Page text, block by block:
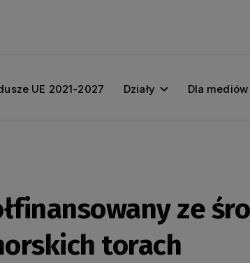
UE 2021-2027 Działy Dla mediów
ze
torach